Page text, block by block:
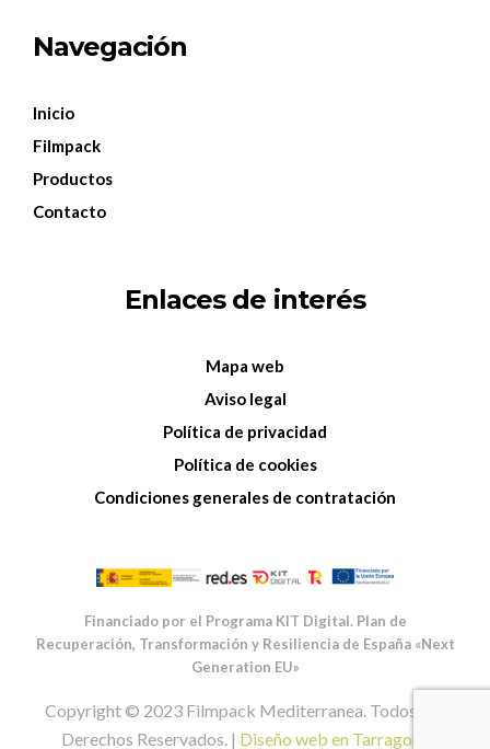
Navegación
Inicio
Filmpack
Productos
Contacto
Enlaces de interés
Mapa web
Aviso legal
Política de privacidad
Política de cookies
Condiciones generales de contratación
Financiado por el Programa KIT Digital. Plan de
Recuperación, Transformación y Resiliencia de España «Next
Generation EU»
Copyright © 2023 Filmpack Mediterranea. Todos Los
Derechos Reservados. | Diseño web en Tarragona